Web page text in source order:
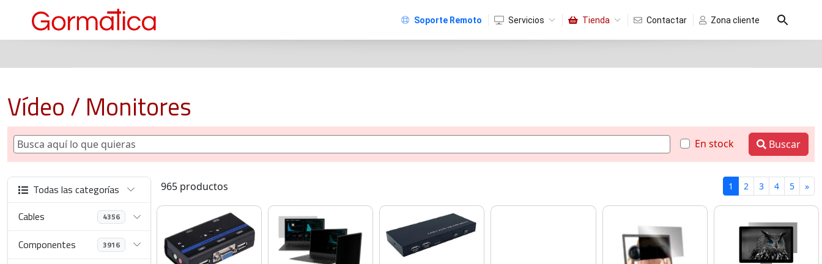
Soporte Remoto Servicios Tienda Contactar Zona cliente
Vídeo / Monitores
En stock Buscar
Todas las categorías
Cables
4356
Componentes 3916
965 productos 1 2 3 4 5 »